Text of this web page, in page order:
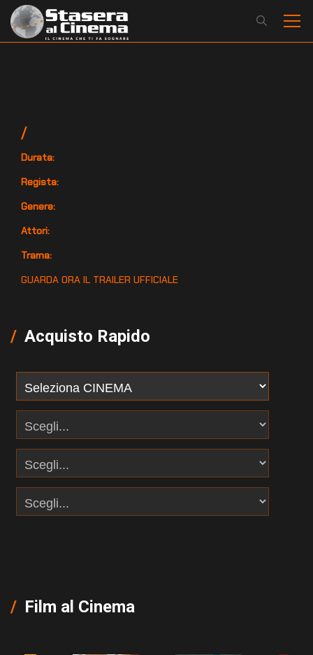
/
Durata:
Regista:
Genere:
Attori:
Trama:
GUARDA ORA IL TRAILER UFFICIALE
Acquisto Rapido
Film al Cinema